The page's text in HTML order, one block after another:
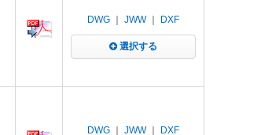
DWG JWW｜ DXF
選択する
DWG JWW｜ DXF